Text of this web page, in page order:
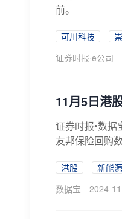
前。
可川科技
证券时报·e公司
11月5日港
证券时报•数
友邦保险回购
港股 新能源
数据宝
2024-